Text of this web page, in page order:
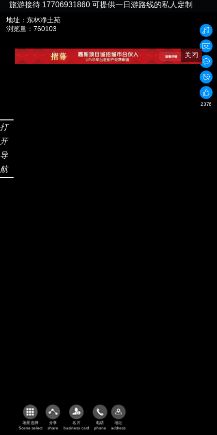
旅游接待 17706931860 可提供一日游路线的私人定制
地址： 东林净土苑
浏览量：760103
2376
场景选择
Scene select
分享
share
名片
business card
电话
phone
地址
address
打
开
导
航
关闭